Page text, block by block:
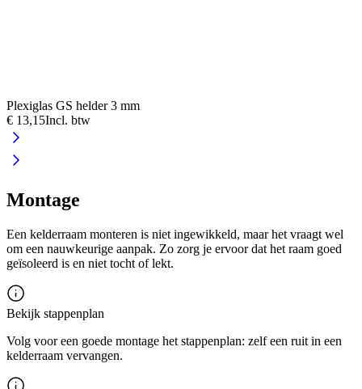
Plexiglas GS helder 3 mm
€ 13,15Incl. btw
Montage
Een kelderraam monteren is niet ingewikkeld, maar het vraagt wel
om een nauwkeurige aanpak. Zo zorg je ervoor dat het raam goed
geïsoleerd is en niet tocht of lekt.
Bekijk stappenplan
Volg voor een goede montage het stappenplan: zelf een ruit in een
kelderraam vervangen.